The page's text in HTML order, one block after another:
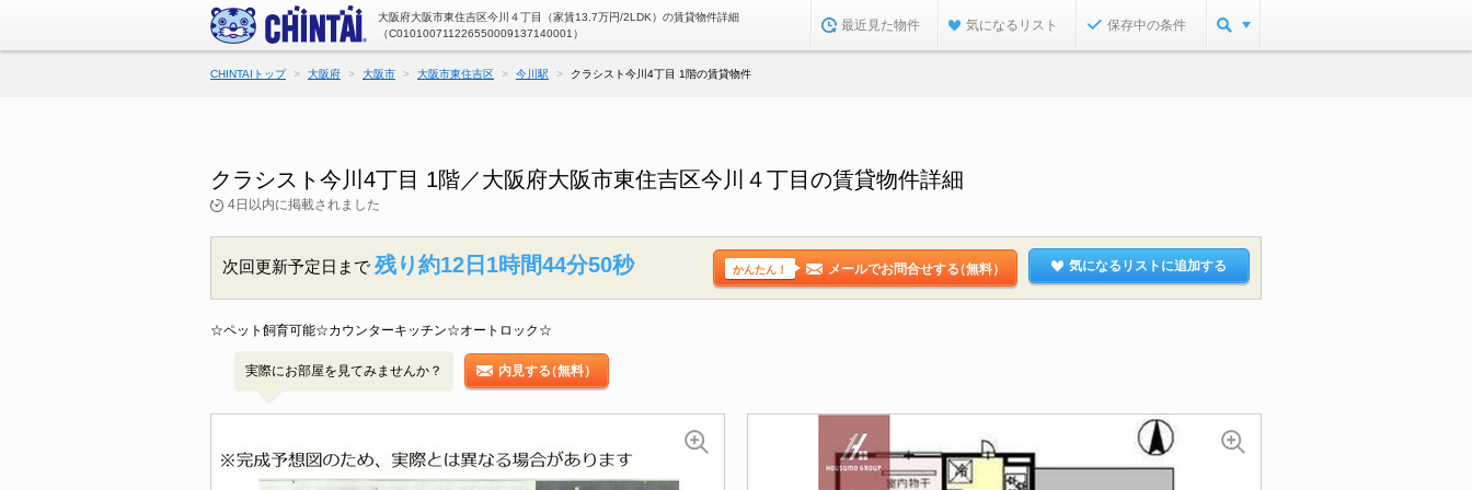
大阪府大阪市東住吉区今川４丁目（家賃13.7万円/2LDK）の賃貸物件詳細
（C010100711226550009137140001）
最近見た物件 気になるリスト 保存中の条件
CHINTAIトップ 大阪府 大阪市 大阪市東住吉区 今川駅 クラシスト今川4丁目 1階の賃貸物件
クラシスト今川4丁目 1階／大阪府大阪市東住吉区今川４丁目の賃貸物件詳細
4日以内に掲載されました
次回更新予定日まで 残り約12日1時間44分49秒 かんたん！ メールでお問合せする（無料） 気になるリストに追加する
☆ペット飼育可能☆カウンターキッチン☆オートロック☆
実際にお部屋を見てみませんか？ 内見する（無料）